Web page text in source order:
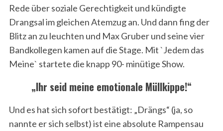
Rede über soziale Gerechtigkeit und kündigte
Drangsal im gleichen Atemzug an. Und dann fing der
Blitz an zu leuchten und Max Gruber und seine vier
Bandkollegen kamen auf die Stage. Mit `Jedem das
Meine` startete die knapp 90- minütige Show.
„Ihr seid meine emotionale Müllkippe!“
Und es hat sich sofort bestätigt: „Drängs“ (ja, so
nannte er sich selbst) ist eine absolute Rampensau